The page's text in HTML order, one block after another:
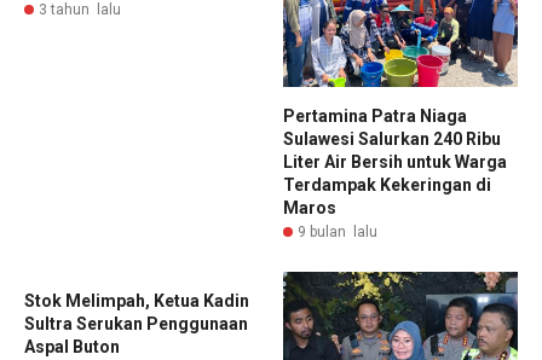
3 tahun lalu
Pertamina Patra Niaga
Sulawesi Salurkan 240 Ribu
Liter Air Bersih untuk Warga
Terdampak Kekeringan di
Maros
9 bulan lalu
Stok Melimpah, Ketua Kadin
Sultra Serukan Penggunaan
Aspal Buton